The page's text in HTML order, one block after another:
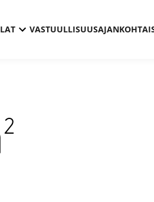
VASTUULLISUUS
2